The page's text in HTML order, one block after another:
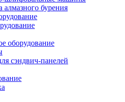
алмазного бурения
оборудование
сэндвич-панелей